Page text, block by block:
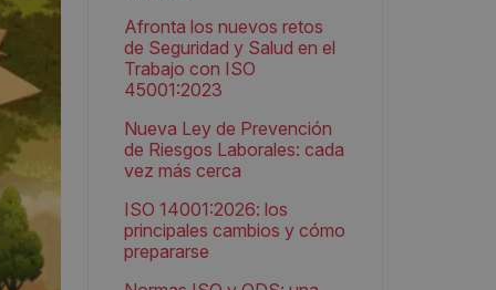
Afronta los nuevos retos
de Seguridad y Salud en el
Trabajo con ISO
45001:2023
Nueva Ley de Prevención
de Riesgos Laborales: cada
vez más cerca
ISO 14001:2026: los
principales cambios y cómo
prepararse